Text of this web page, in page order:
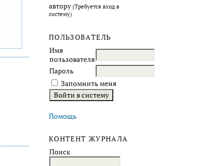
автору (Требуется вход в
систему)
ПОЛЬЗОВАТЕЛЬ
Имя
пользователя
Пароль
Запомнить меня
Помощь
КОНТЕНТ ЖУРНАЛА
Поиск